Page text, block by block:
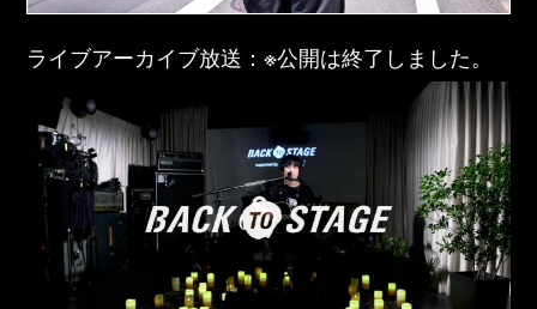
ライブアーカイブ放送：※公開は終了しました。